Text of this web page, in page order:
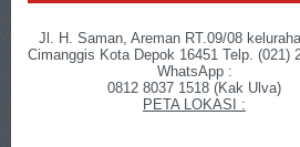
Jl. H. Saman, Areman RT.09/08
Cimanggis Kota Depok 16451 Telp. (021)
WhatsApp :
0812 8037 1518 (Kak Ulva)
PETA LOKASI :